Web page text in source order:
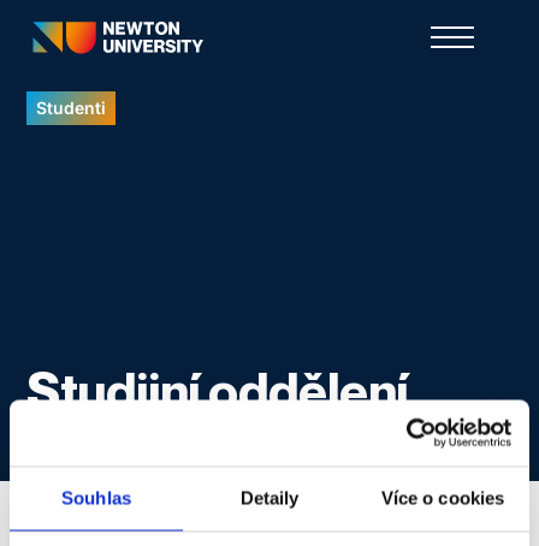
Souhlas Detaily Více o cookies
Studenti
Studijní oddělení